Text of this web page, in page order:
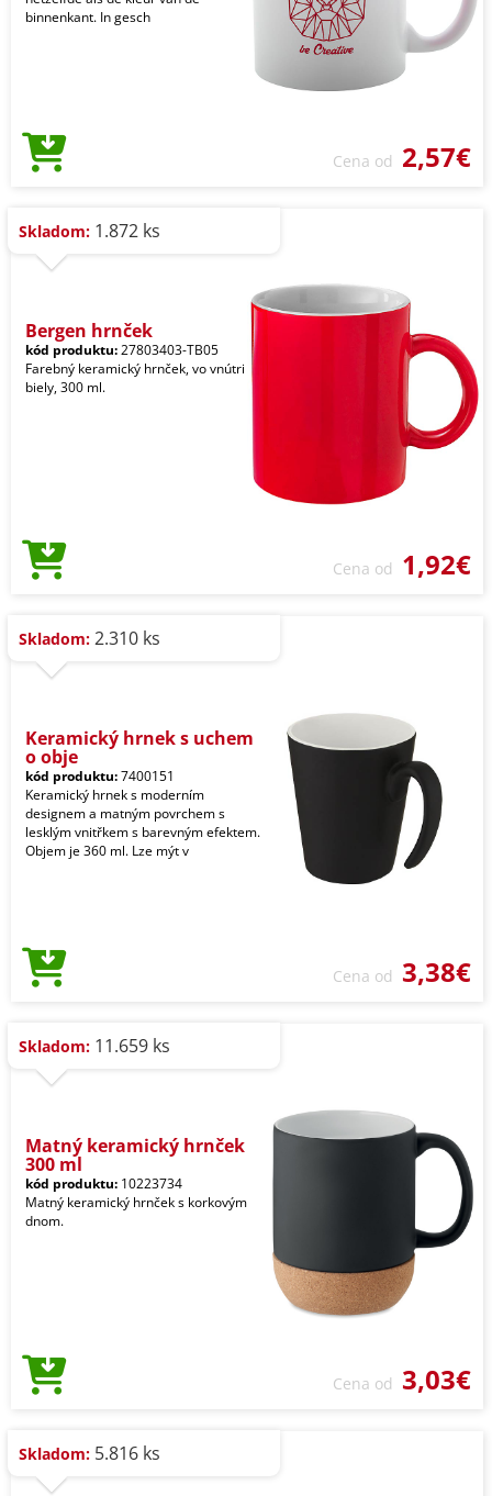
binnenkant. In gesch
Cena od 2,57€
Skladom: 1.872 ks
Bergen hrnček
kód produktu:27803403-TB05
Farebný keramický hrnček, vo vnútri
biely, 300 ml.
Cena od 1,92€
Skladom: 2.310 ks
Keramický hrnek s uchem
o obje
kód produktu:7400151
Keramický hrnek s moderním
designem a matným povrchem s
lesklým vnitřkem s barevným efektem.
Objem je 360 ml. Lze mýt v
Cena od 3,38€
Skladom: 11.659 ks
Matný keramický hrnček
300 ml
kód produktu: 10223734
Matný keramický hrnček s korkovým
dnom.
Cena od 3,03€
Skladom: 5.816 ks